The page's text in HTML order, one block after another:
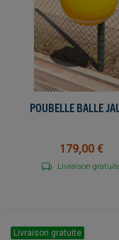
POUBELLE BALLE
179,00 €
Livraison
Livraison gratuite